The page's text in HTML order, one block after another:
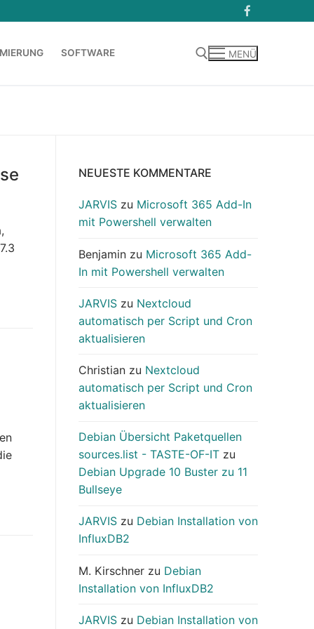
SOFTWARE MENÜ
NEUESTE KOMMENTARE
JARVIS zu Microsoft 365 Add-In
mit Powershell verwalten
Benjamin zu Microsoft 365 Add-
In mit Powershell verwalten
JARVIS zu Nextcloud
automatisch per Script und Cron
aktualisieren
Christian zu Nextcloud
automatisch per Script und Cron
aktualisieren
Debian Übersicht Paketquellen
sources.list - TASTE-OF-IT zu
Debian Upgrade 10 Buster zu 11
Bullseye
JARVIS zu Debian Installation von
InfluxDB2
M. Kirschner zu Debian
Installation von InfluxDB2
JARVIS zu Debian Installation von